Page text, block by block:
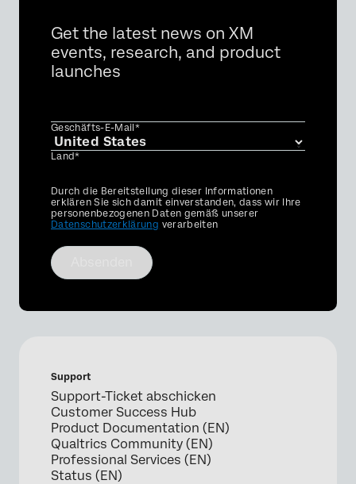
Get the latest news on XM
events, research, and product
launches
Geschäfts-E-Mail*
Land*
Privacy
Optin
Durch die Bereitstellung dieser Informationen
erklären Sie sich damit einverstanden, dass wir Ihre
personenbezogenen Daten gemäß unserer
Datenschutzerklärung verarbeiten
Support
Support-Ticket abschicken
Customer Success Hub
Product Documentation (EN)
Qualtrics Community (EN)
Professional Services (EN)
Status (EN)